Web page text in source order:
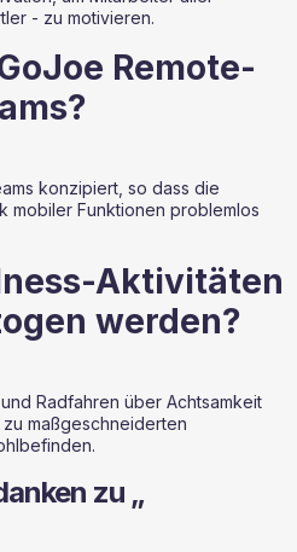
- zu motivieren.
Remote-
konzipiert, so dass die
mobiler Funktionen problemlos
Aktivitäten
werden?
Radfahren über Achtsamkeit
maßgeschneiderten
zu „